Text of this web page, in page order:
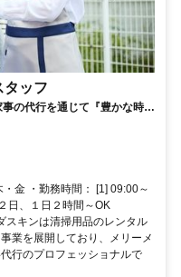
タッフ
の代行を通じて『豊かな時
金 ・勤務時間： [1] 09:00～
日、１日２時間～OK
スキンは清掃用品のレンタル
業を展開しており、メリーメ
行のプロフェッショナルで